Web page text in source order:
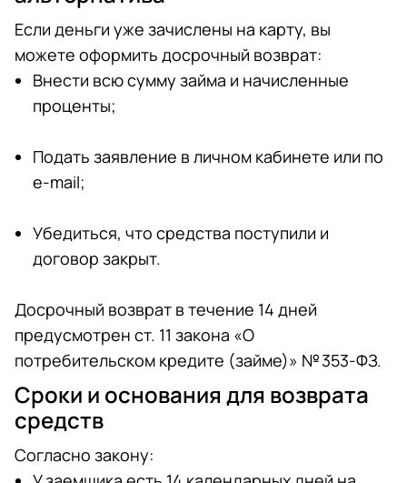
Если деньги уже зачислены на карту, вы
можете оформить досрочный возврат:
Внести всю сумму займа и начисленные
проценты;
Подать заявление в личном кабинете или по
e-mail;
Убедиться, что средства поступили и
договор закрыт.
Досрочный возврат в течение 14 дней
предусмотрен ст. 11 закона «О
потребительском кредите (займе)» № 353-ФЗ.
Сроки и основания для возврата
средств
Согласно закону: